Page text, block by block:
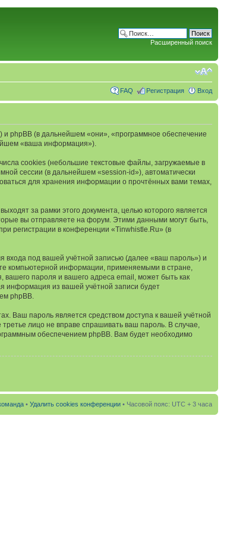
Расширенный поиск
FAQ Регистрация Вход
phpBB (в дальнейшем «они», «программное обеспечение
«ваша информация»).
cookies (небольшие текстовые файлы, загружаемые в
сессии (в дальнейшем «session-id»), автоматически
для хранения информации о прочтённых вами темах,
за рамки этого документа, целью которого является
вы отправляете на форум. Этими данными могут быть,
регистрации в конференции «Tinwhistle.Ru» (в
под вашей учётной записью (далее «ваш пароль») и
компьютерной информации, применяемыми в стране,
пароля и вашего адреса email, может быть как
информация из вашей учётной записи будет
phpBB.
Ваш пароль является средством доступа к вашей учётной
лицо не вправе спрашивать ваш пароль. В случае,
обеспечением phpBB. Вам будет необходимо
• Удалить cookies конференции • Часовой пояс: UTC + 3 часа